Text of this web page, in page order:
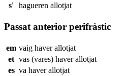
s' hagueren allotjat
Passat anterior perifràstic
em vaig haverallotjat
et vas (vares) haverallotjat
es va haverallotjat